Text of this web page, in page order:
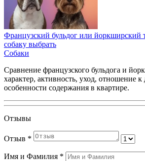
Французский бульдог или йоркширский
собаку выбрать
Собаки
Сравнение французского бульдога и
характер, активность, уход, отношение к
особенности содержания в квартире.
Отзывы
Отзыв *
Имя и Фамилия *